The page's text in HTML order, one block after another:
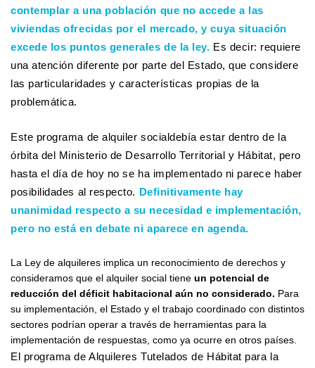
contemplar a una población que no accede a las
viviendas ofrecidas por el mercado, y cuya situación
excede los puntos generales de la ley. Es decir: requiere
una atención diferente por parte del Estado, que considere
las particularidades y características propias de la
problemática.
Este programa de alquiler socialdebía estar dentro de la
órbita del Ministerio de Desarrollo Territorial y Hábitat, pero
hasta el día de hoy no se ha implementado ni parece haber
posibilidades al respecto. Definitivamente hay
unanimidad respecto a su necesidad e implementación,
pero no está en debate ni aparece en agenda.
La Ley de alquileres implica un reconocimiento de derechos y
consideramos que el alquiler social tiene un potencial de
reducción del déficit habitacional aún no considerado. Para
su implementación, el Estado y el trabajo coordinado con distintos
sectores podrían operar a través de herramientas para la
implementación de respuestas, como ya ocurre en otros países.
El programa de Alquileres Tutelados de Hábitat para la